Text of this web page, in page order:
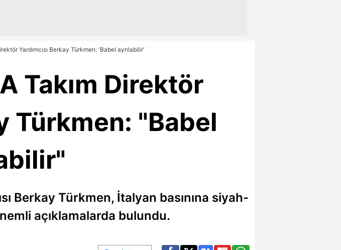
Yardımcısı Berkay Türkmen: 'Babel ayrılabilir'
Takım Direktör
Türkmen: "Babel
Berkay Türkmen, İtalyan basınına siyah-
açıklamalarda bulundu.